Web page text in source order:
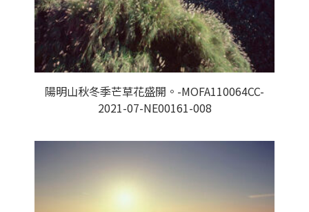
陽明山秋冬季芒草花盛開。-MOFA110064CC-
2021-07-NE00161-008